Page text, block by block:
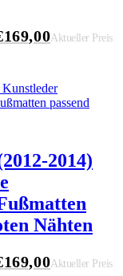
169,00Aktueller Preis
2014)
Nähten
169,00Aktueller Preis